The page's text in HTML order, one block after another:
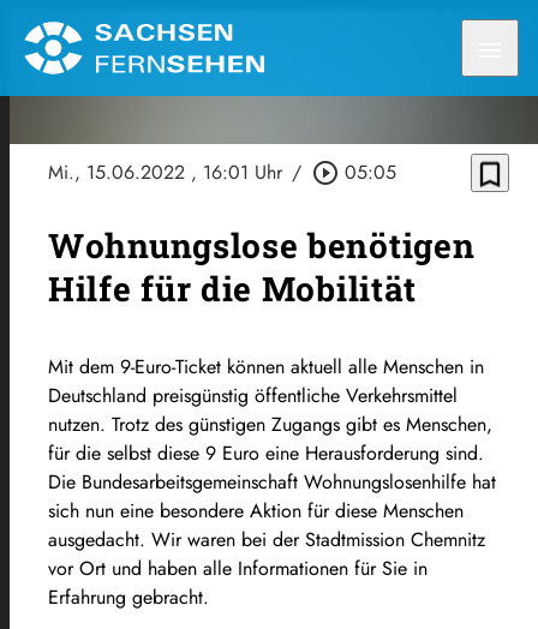
Mi., 15.06.2022 , 16:01 Uhr / play_circle_outline 05:05 bookmark_border
Wohnungslose benötigen
Hilfe für die Mobilität
Mit dem 9-Euro-Ticket können aktuell alle Menschen in
Deutschland preisgünstig öffentliche Verkehrsmittel
nutzen. Trotz des günstigen Zugangs gibt es Menschen,
fürdie selbst diese 9 Euro eine Herausforderung sind.
Die Bundesarbeitsgemeinschaft Wohnungslosenhilfe hat
sich nun eine besondere Aktion für diese Menschen
ausgedacht. Wir waren bei der Stadtmission Chemnitz
vor Ort und haben alle Informationen für Sie in
Erfahrung gebracht.